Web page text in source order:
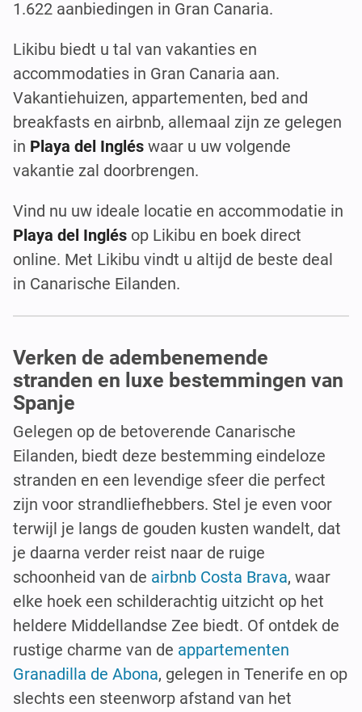
1.622 aanbiedingen in Gran Canaria.
Likibu biedt u tal van vakanties en
accommodaties in Gran Canaria aan.
Vakantiehuizen, appartementen, bed and
breakfasts en airbnb, allemaal zijn ze gelegen
in Playa del Inglés waar u uw volgende
vakantie zal doorbrengen.
Vind nu uw ideale locatie en accommodatie in
Playa del Inglés op Likibu en boek direct
online. Met Likibu vindt u altijd de beste deal
in Canarische Eilanden.
Verken de adembenemende
stranden en luxe bestemmingen van
Spanje
Gelegen op de betoverende Canarische
Eilanden, biedt deze bestemming eindeloze
stranden en een levendige sfeer die perfect
zijn voor strandliefhebbers. Stel je even voor
terwijl je langs de gouden kusten wandelt, dat
je daarna verder reist naar de ruige
schoonheid van de airbnb Costa Brava, waar
elke hoek een schilderachtig uitzicht op het
heldere Middellandse Zee biedt. Of ontdek de
rustige charme van de appartementen
Granadilla de Abona, gelegen in Tenerife en op
slechts een steenworp afstand van het